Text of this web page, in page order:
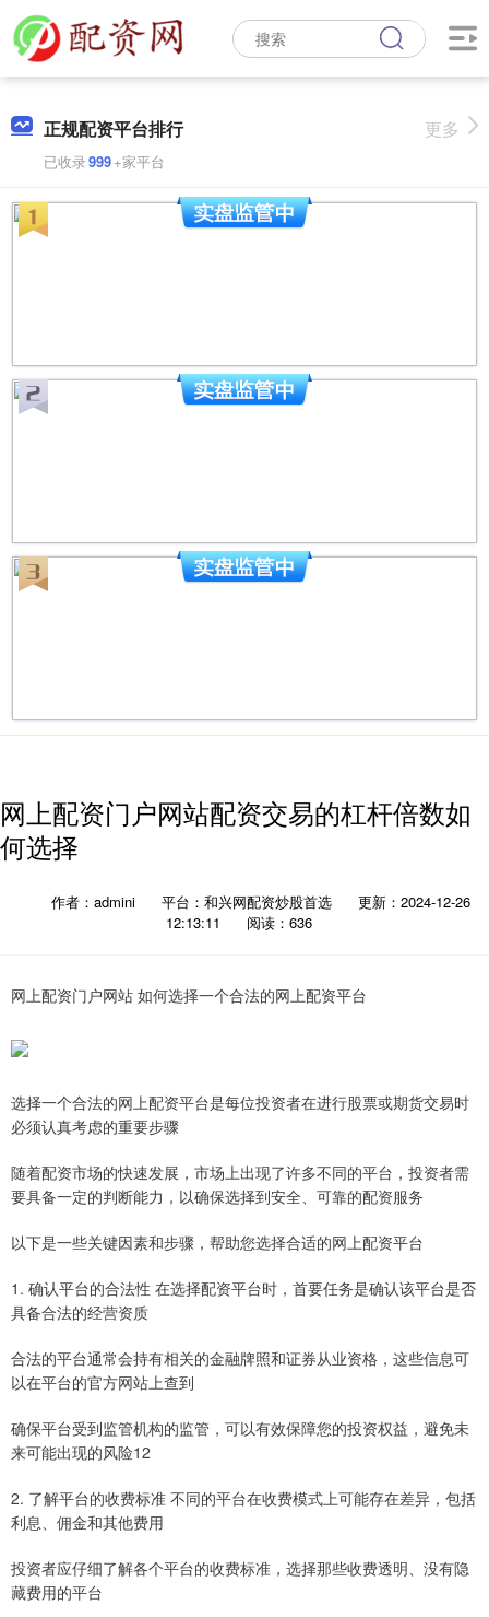
正规配资平台排行
已收录999+家平台
更多
网上配资门户网站配资交易的杠杆倍数如
何选择
作者：admini 平台：和兴网配资炒股首选
更新：2024-12-26
12:13:11
阅读：636
网上配资门户网站 如何选择一个合法的网上配资平台
选择一个合法的网上配资平台是每位投资者在进行股票或期货交易时
必须认真考虑的重要步骤
随着配资市场的快速发展，市场上出现了许多不同的平台，投资者需
要具备一定的判断能力，以确保选择到安全、可靠的配资服务
以下是一些关键因素和步骤，帮助您选择合适的网上配资平台
1. 确认平台的合法性 在选择配资平台时，首要任务是确认该平台是否
具备合法的经营资质
合法的平台通常会持有相关的金融牌照和证券从业资格，这些信息可
以在平台的官方网站上查到
确保平台受到监管机构的监管，可以有效保障您的投资权益，避免未
来可能出现的风险12
2. 了解平台的收费标准 不同的平台在收费模式上可能存在差异，包括
利息、佣金和其他费用
投资者应仔细了解各个平台的收费标准，选择那些收费透明、没有隐
藏费用的平台